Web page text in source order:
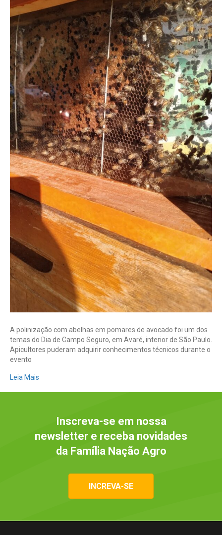
produtividade
em
30%
A polinização com abelhas em pomares de avocado foi um dos
temas do Dia de Campo Seguro, em Avaré, interior de São Paulo.
Apicultores puderam adquirir conhecimentos técnicos durante o
evento
Leia Mais
Inscreva-se em nossa
newsletter e receba novidades
da Família Nação Agro
INCREVA-SE